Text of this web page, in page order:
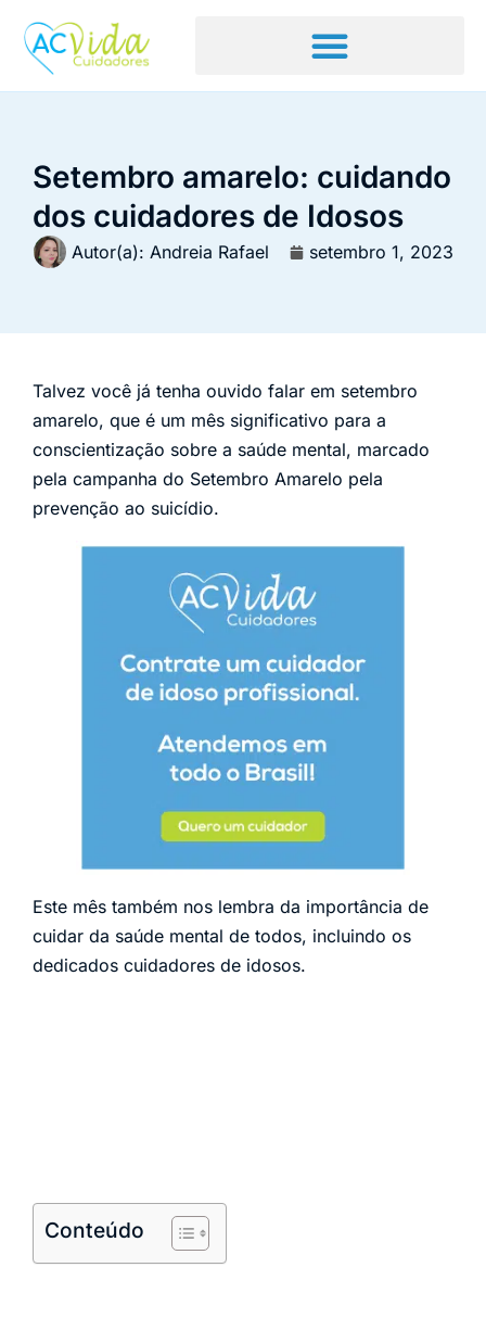
Setembro amarelo: cuidando
dos cuidadores de Idosos
Autor(a): Andreia Rafael setembro 1, 2023
Talvez você já tenha ouvido falar em setembro
amarelo, que é um mês significativo para a
conscientização sobre a saúde mental, marcado
pela campanha do Setembro Amarelo pela
prevenção ao suicídio.
Este mês também nos lembra da importância de
cuidar da saúde mental de todos, incluindo os
dedicados cuidadores de idosos.
Conteúdo